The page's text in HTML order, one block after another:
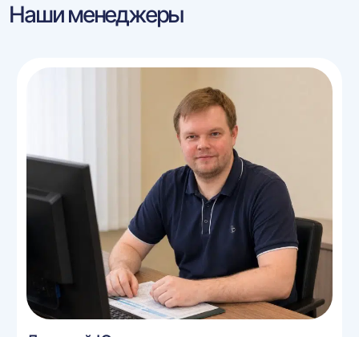
Наши менеджеры